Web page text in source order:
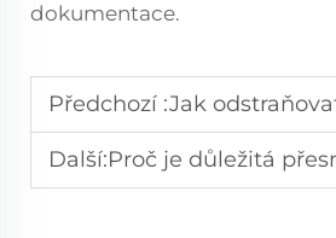
dokumentace.
Předchozí :Jak odstraňovat běžné problémy u
Další:Proč je důležitá přesnost u